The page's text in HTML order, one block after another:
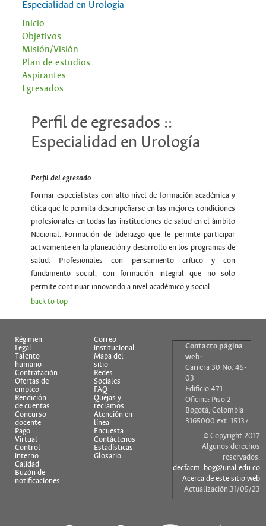
Especialidad en Urología
Inicio
Objetivos
Misión/Visión
Plan de estudios
Aspirantes
Egresados
Perfil de egresados ::
Especialidad en Urología
Perfil del egresado:
Formar especialistas con alto nivel de formación académica y
ética que le permita desempeñarse en las mejores condiciones
profesionales en todas las instituciones de salud en el ámbito
Nacional. Formación de liderazgo que le permite participar
activamente en la planeación y desarrollo en los programas de
salud. Profesionales con pensamiento crítico y con
fundamento social, con formación integral que no solo
permite continuar innovando a nivel académico y social.
back to top
Régimen
Legal
Talento
humano
Contratación
Ofertas de
empleo
Rendición
de cuentas
Concurso
docente
Pago
Virtual
Control
interno
Calidad
Buzón de
notificaciones
Correo
institucional
Mapa del
sitio
Redes
Sociales
FAQ
Quejas y
reclamos
Atención en
línea
Encuesta
Contáctenos
Estadísticas
Glosario
Contacto página
web:
Carrera 30 No. 45-
03
Edificio 471
Oficina: Piso 2
Bogotá, Colombia
3165000 ext. 15137
© Copyright 2017
Algunos derechos
reservados.
decfacm_bog@unal.edu.co
Acerca de este sitio web
Actualización:31/05/23